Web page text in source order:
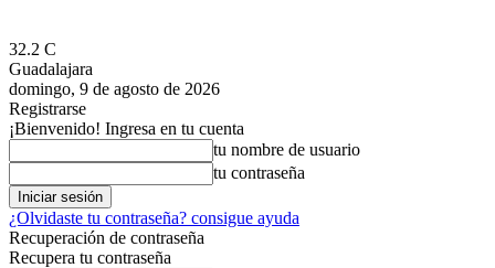
32.2 C
Guadalajara
domingo, 9 de agosto de 2026
Registrarse
¡Bienvenido! Ingresa en tu cuenta
tu nombre de usuario
tu contraseña
¿Olvidaste tu contraseña? consigue ayuda
Recuperación de contraseña
Recupera tu contraseña